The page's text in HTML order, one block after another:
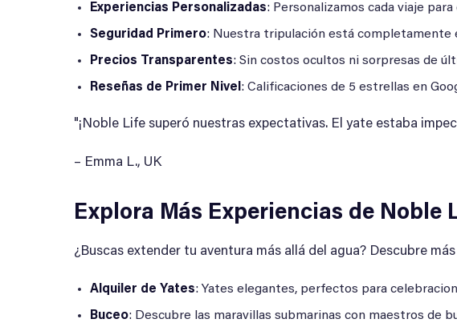
Experiencias Personalizadas: Personalizamos cada viaje
Seguridad Primero: Nuestra tripulación está completamente
Precios Transparentes: Sin costos ocultos ni sorpresas de
Reseñas de Primer Nivel : Calificaciones de 5 estrellas en
"¡Noble Life superó nuestras expectativas. El yate estaba
– Emma L., UK
Explora Más Experiencias de Noble
¿Buscas extender tu aventura más allá del agua? Descubre
Alquiler de Yates: Yates elegantes, perfectos para
Buceo: Descubre las maravillas submarinas con maestros de